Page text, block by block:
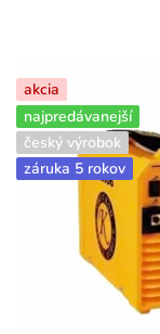
akcia
najpredávanejší
český výrobok
záruka 5 rokov